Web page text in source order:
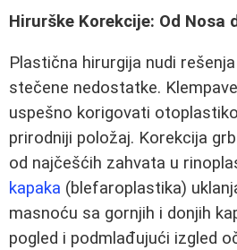
Hirurške Korekcije: Od Nosa
Plastična hirurgija nudi
stečene nedostatke.
uspešno korigovati
prirodniji položaj. Korekcija
od najčešćih zahvata u
kapaka (blefaroplastika)
masnoću sa gornjih i donjih
pogled i podmlađujući izgled